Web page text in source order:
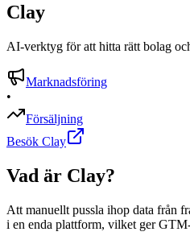
Clay
AI-verktyg för att hitta rätt bolag
Marknadsföring
•
Försäljning
Besök Clay
Vad är Clay?
Att manuellt pussla ihop data från
i en enda plattform, vilket ger